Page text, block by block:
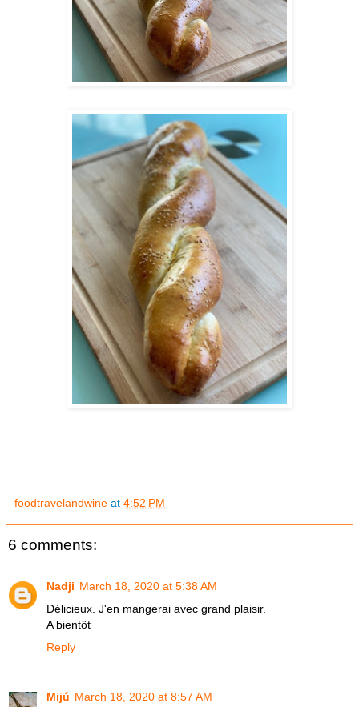
foodtravelandwine at 4:52 PM
6 comments:
Nadji March 18, 2020 at 5:38 AM
Délicieux. J'en mangerai avec grand plaisir.
A bientôt
Reply
Mijú March 18, 2020 at 8:57 AM